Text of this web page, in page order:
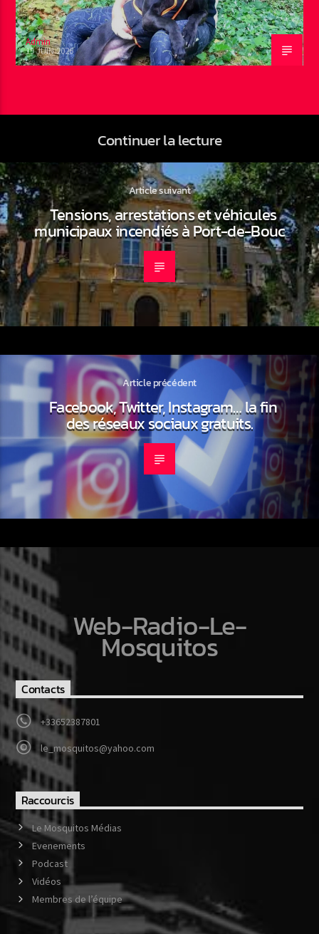
Admin
19 JUIN 2026
Continuer la lecture
Article suivant
Tensions, arrestations et véhicules
municipaux incendiés à Port-de-Bouc
Article précédent
Facebook, Twitter, Instagram… la fin
des réseaux sociaux gratuits.
Web-Radio-Le-
Mosquitos
Contacts
+33652387801
le_mosquitos@yahoo.com
Raccourcis
Le Mosquitos Médias
Evenements
Podcast
Vidéos
Membres de l’équipe